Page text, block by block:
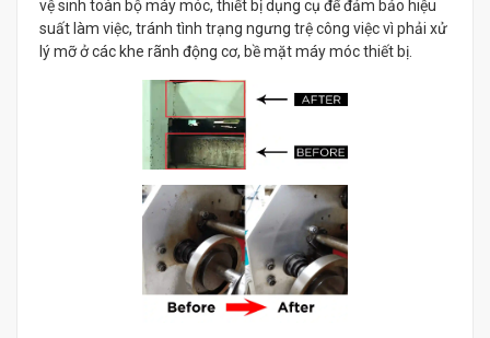
vệ sinh toàn bộ máy móc, thiết bị dụng cụ để đảm bảo hiệu
suất làm việc, tránh tình trạng ngưng trệ công việc vì phải xử
lý mỡ ở các khe rãnh động cơ, bề mặt máy móc thiết bị.